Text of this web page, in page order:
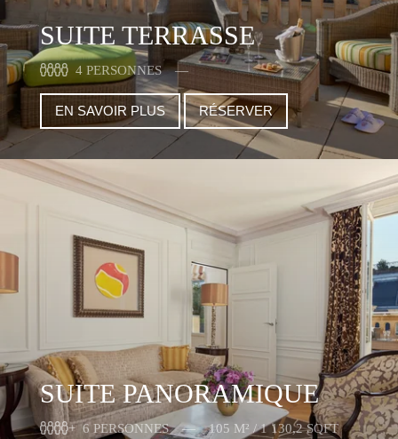
SUITE TERRASSE
4 PERSONNES
EN SAVOIR PLUS RÉSERVER
SUITE PANORAMIQUE
6 PERSONNES 105 M² / 1 130,2 SQFT